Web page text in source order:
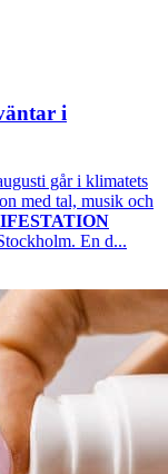
i
går i klimatets
med tal, musik och
En d...